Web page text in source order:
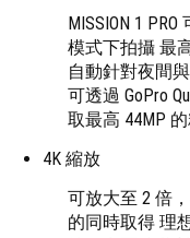
MISSION 1
模式下拍攝 最
自動針對夜間
可透過 GoPro
取最高 44MP 的
4K 縮放
可放大至 2 倍
的同時取得 理